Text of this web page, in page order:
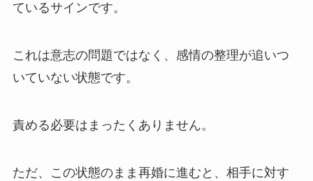
ているサインです。
これは意志の問題ではなく、感情の整理が追いつ
いていない状態です。
責める必要はまったくありません。
ただ、この状態のまま再婚に進むと、相手に対す